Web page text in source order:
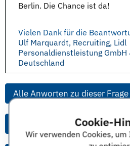
Cookie-
Wir verwenden Cookies,
Berlin. Die Chance ist da!
Vielen Dank für die
Ulf Marquardt, Recruiting, Lidl
Personaldienstleistung GmbH
Deutschland
Alle Anworten zu dieser Frage
Alle Anworten von diesem